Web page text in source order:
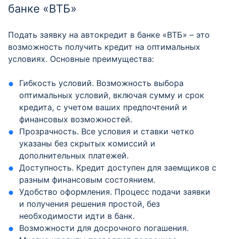
банке «ВТБ»
Подать заявку на автокредит в банке «ВТБ» – это
возможность получить кредит на оптимальных
условиях. Основные преимущества:
Гибкость условий. Возможность выбора
оптимальных условий, включая сумму и срок
кредита, с учетом ваших предпочтений и
финансовых возможностей.
Прозрачность. Все условия и ставки четко
указаны без скрытых комиссий и
дополнительных платежей.
Доступность. Кредит доступен для заемщиков с
разным финансовым состоянием.
Удобство оформления. Процесс подачи заявки
и получения решения простой, без
необходимости идти в банк.
Возможности для досрочного погашения.